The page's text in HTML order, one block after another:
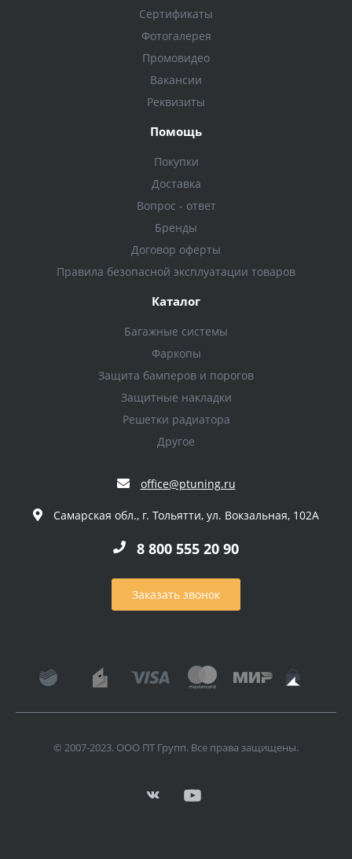
Сертификаты
Фотогалерея
Промовидео
Вакансии
Реквизиты
Помощь
Покупки
Доставка
Вопрос - ответ
Бренды
Договор оферты
Правила безопасной эксплуатации товаров
Каталог
Багажные системы
Фаркопы
Защита бамперов и порогов
Защитные накладки
Решетки радиатора
Другое
office@ptuning.ru
Самарская обл., г. Тольятти, ул. Вокзальная, 102А
8 800 555 20 90
Заказать звонок
© 2007-2023. ООО ПТ Групп. Все права защищены.